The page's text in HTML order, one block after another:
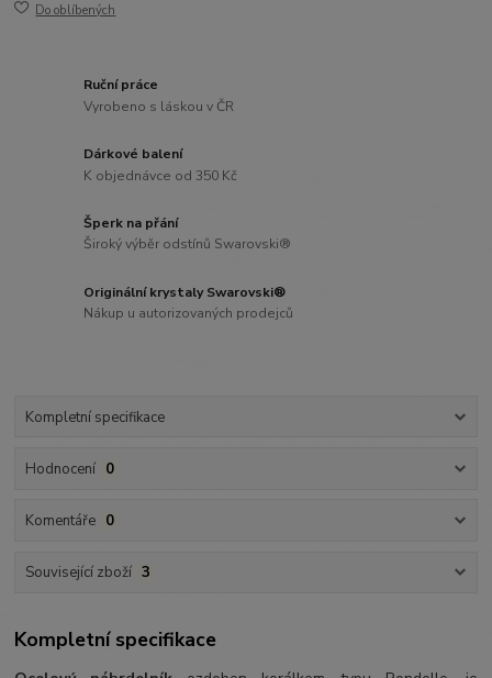
Do oblíbených
Ruční práce
Vyrobeno s láskou v ČR
Dárkové balení
K objednávce od 350 Kč
Šperk na přání
Široký výběr odstínů Swarovski®
Originální krystaly Swarovski®
Nákup u autorizovaných prodejců
Kompletní specifikace
Hodnocení 0
Komentáře 0
Související zboží 3
Kompletní specifikace